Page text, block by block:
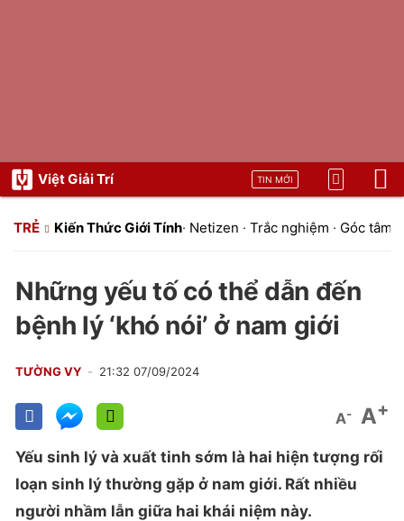
Việt Giải Trí TIN MỚI
TRẺ Kiến Thức Giới Tính· Netizen · Trắc nghiệm · Góc tâm
Những yếu tố có thể dẫn đến
bệnh lý ‘khó nói’ ở nam giới
TƯỜNG VY 21:32 07/09/2024
A- A+
Yếu sinh lý và xuất tinh sớm là hai hiện tượng rối
loạn sinh lý thường gặp ở nam giới. Rất nhiều
người nhầm lẫn giữa hai khái niệm này.